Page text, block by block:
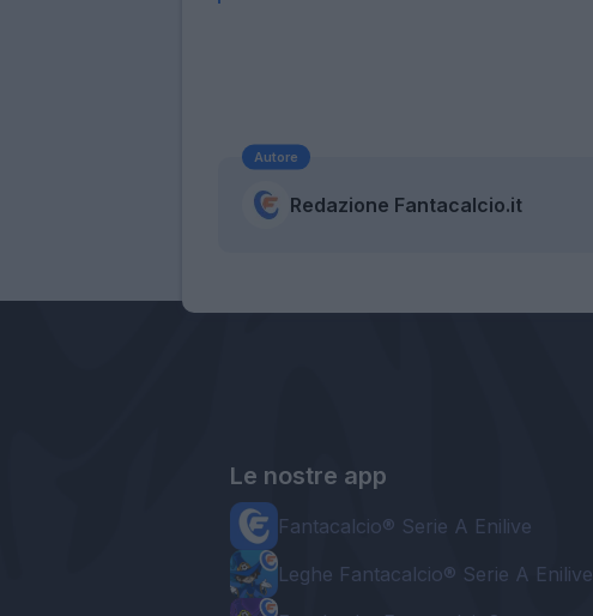
Autore
Redazione Fantacalcio.it
Le nostre app
Fantacalcio® Serie A Enilive
Leghe Fantacalcio® Serie A Enilive